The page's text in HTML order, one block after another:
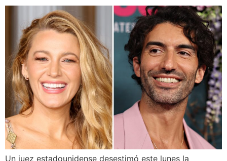
Un juez estadounidense desestimó este lunes la